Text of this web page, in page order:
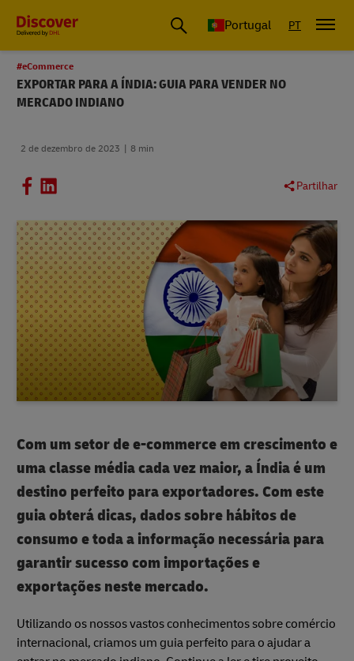
Portugal PT
#eCommerce
EXPORTAR PARA A ÍNDIA: GUIA PARA VENDER NO
MERCADO INDIANO
2 de dezembro de 2023 8 min
Partilhar
Com um setor de e-commerce em crescimento e
uma classe média cada vez maior, a Índia é um
destino perfeito para exportadores. Com este
guia obterá dicas, dados sobre hábitos de
consumo e toda a informação necessária para
garantir sucesso com importações e
exportações neste mercado.
Utilizando os nossos vastos conhecimentos sobre comércio
internacional, criamos um guia perfeito para o ajudar a